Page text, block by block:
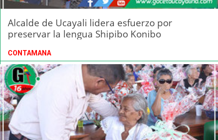
Alcalde de Ucayali lidera esfuerzo por
preservar la lengua Shipibo Konibo
CONTAMANA